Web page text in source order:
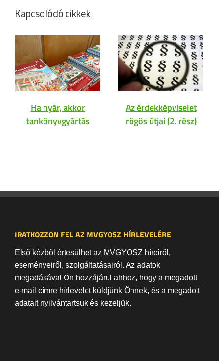
Kapcsolódó cikkek
Ha nyár, akkor
tankönyvgyártás
Az érdekképviselet
rögös útjai (2. rész)
IRATKOZZON FEL AZ MVGYOSZ HÍRLEVELÉRE
Első kézből értesülhet az MVGYOSZ híreiről,
eseményeiről, szolgáltatásairól. Az adatok
megadásával Ön hozzájárul ahhoz, hogy a megadott
e-mail címre hírlevelet küldjünk Önnek, és a megadott
adatait nyilvántartsuk és kezeljük.